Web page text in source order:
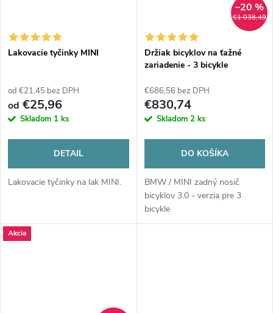
Lakovacie tyčinky MINI
od €21,45 bez DPH
od €25,96
Skladom 1 ks
DETAIL
Lakovacie tyčinky na lak MINI.
€1 038,49
–20 %
Držiak bicyklov na ťažné
zariadenie - 3 bicykle
€686,56 bez DPH
€830,74
Skladom 2 ks
DO KOŠÍKA
BMW / MINI zadný nosič
bicyklov 3.0 - verzia pre 3
bicykle
Akcia